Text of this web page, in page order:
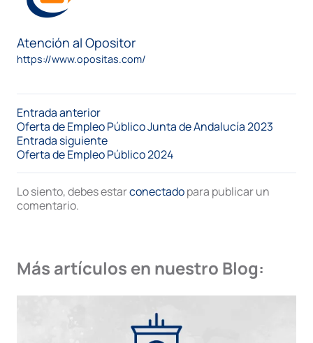
Atención al Opositor
https://www.opositas.com/
Entrada anterior
Oferta de Empleo Público Junta de Andalucía 2023
Entrada siguiente
Oferta de Empleo Público 2024
Lo siento, debes estarconectadopara publicar un
comentario.
Más artículos en nuestro Blog: